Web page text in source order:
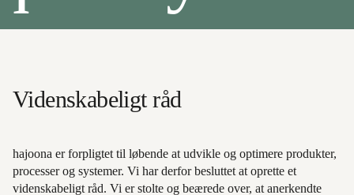
Videnskabeligt råd
hajoona er forpligtet til løbende at udvikle og optimere produkter,
processer og systemer. Vi har derfor besluttet at oprette et
videnskabeligt råd. Vi er stolte og beærede over, at anerkendte